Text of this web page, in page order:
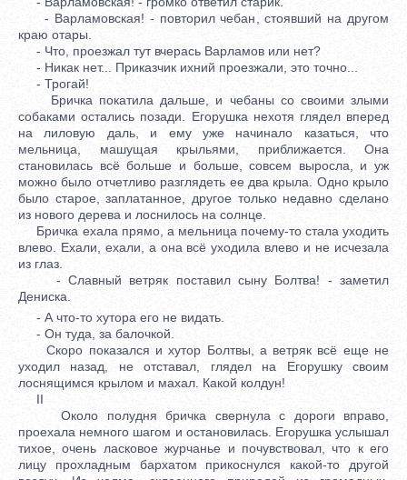
- Варламовская! - повторил чебан, стоявший на другом
краю отары.
- Что, проезжал тут вчерась Варламов или нет?
- Никак нет... Приказчик ихний проезжали, это точно...
- Трогай!
Бричка покатила дальше, и чебаны со своими злыми
собаками остались позади. Егорушка нехотя глядел вперед
на лиловую даль, и ему уже начинало казаться, что
мельница, машущая крыльями, приближается. Она
становилась всё больше и больше, совсем выросла, и уж
можно было отчетливо разглядеть ее два крыла. Одно крыло
было старое, заплатанное, другое только недавно сделано
из нового дерева и лоснилось на солнце.
Бричка ехала прямо, а мельница почему-то стала уходить
влево. Ехали, ехали, а она всё уходила влево и не исчезала
из глаз.
- Славный ветряк поставил сыну Болтва! - заметил
Дениска.
- А что-то хутора его не видать.
- Он туда, за балочкой.
Скоро показался и хутор Болтвы, а ветряк всё еще не
уходил назад, не отставал, глядел на Егорушку своим
лоснящимся крылом и махал. Какой колдун!
II
Около полудня бричка свернула с дороги вправо,
проехала немного шагом и остановилась. Егорушка услышал
тихое, очень ласковое журчанье и почувствовал, что к его
лицу прохладным бархатом прикоснулся какой-то другой